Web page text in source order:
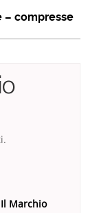
– compresse
Marchio